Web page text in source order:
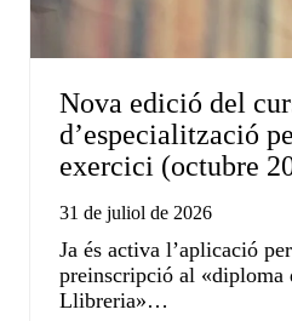
Nova edició del
d’especialització
exercici (octubre
31 de juliol de 2026
Ja és activa l’aplicació
preinscripció al «diploma
Llibreria»…